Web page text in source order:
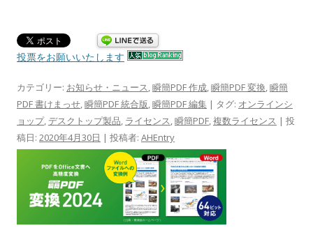
投票をお願いいたします
カテゴリー: お知らせ・ニュース,瞬簡PDF 作成,瞬簡PDF 変換,瞬簡
PDF 書けまっせ,瞬簡PDF 統合版,瞬簡PDF 編集 | タグ: オンラインシ
ョップ, デスクトップ製品, ライセンス,瞬簡PDF,複数ライセンス | 投
稿日: 2020年4月30日 | 投稿者: AHEntry